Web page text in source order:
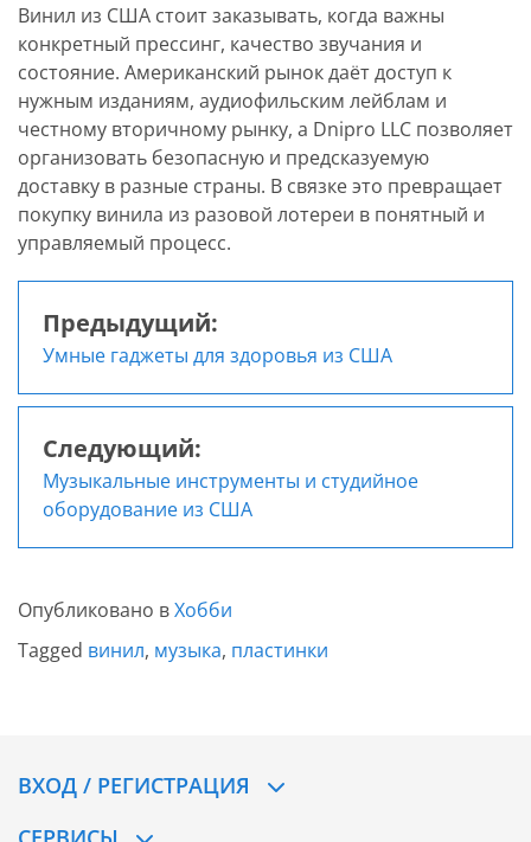
Винил из США стоит заказывать, когда важны
конкретный прессинг, качество звучания и
состояние. Американский рынок даёт доступ к
нужным изданиям, аудиофильским лейблам и
честному вторичному рынку, а Dnipro LLC позволяет
организовать безопасную и предсказуемую
доставку в разные страны. В связке это превращает
покупку винила из разовой лотереи в понятный и
управляемый процесс.
Навигация
по
записям
Предыдущий:
Умные гаджеты для здоровья из США
Следующий:
Музыкальные инструменты и студийное
оборудование из США
Опубликовано вХобби
Tagged винил, музыка, пластинки
ВХОД / РЕГИСТРАЦИЯ